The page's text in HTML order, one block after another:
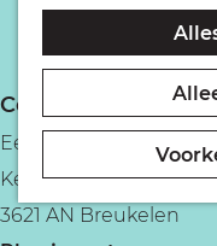
o
m
e
p
Contact
Eetcafé Het Regthuys
Kerkbrink 35
3621 AN Breukelen